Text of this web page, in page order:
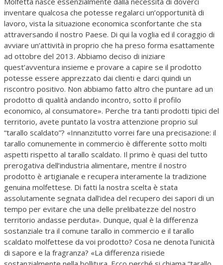
inventare qualcosa che potesse regalarci un’opportunità di
lavoro, vista la situazione economica sconfortante che sta
attraversando il nostro Paese. Di qui la voglia ed il coraggio di
avviare un’attività in proprio che ha preso forma esattamente
ad ottobre del 2013. Abbiamo deciso di iniziare
quest’avventura insieme e provare a capire se il prodotto
potesse essere apprezzato dai clienti e darci quindi un
riscontro positivo. Non abbiamo fatto altro che puntare ad un
prodotto di qualità andando incontro, sotto il profilo
economico, al consumatore». Perche tra tanti prodotti tipici del
territorio, avete puntato la vostra attenzione proprio sul
“tarallo scaldato”? «Innanzitutto vorrei fare una precisazione: il
tarallo comunemente in commercio è differente sotto molti
aspetti rispetto al tarallo scaldato. Il primo è quasi del tutto
prerogativa dell’industria alimentare, mentre il nostro
prodotto è artigianale e recupera interamente la tradizione
genuina molfettese. Di fatti la nostra scelta è stata
assolutamente segnata dall’idea del recupero dei sapori di un
tempo per evitare che una delle prelibatezze del nostro
territorio andasse perduta». Dunque, qual è la differenza
sostanziale tra il comune tarallo in commercio e il tarallo
scaldato molfettese da voi prodotto? Cosa ne denota l’unicità
di sapore e la fragranza? «La differenza risiede